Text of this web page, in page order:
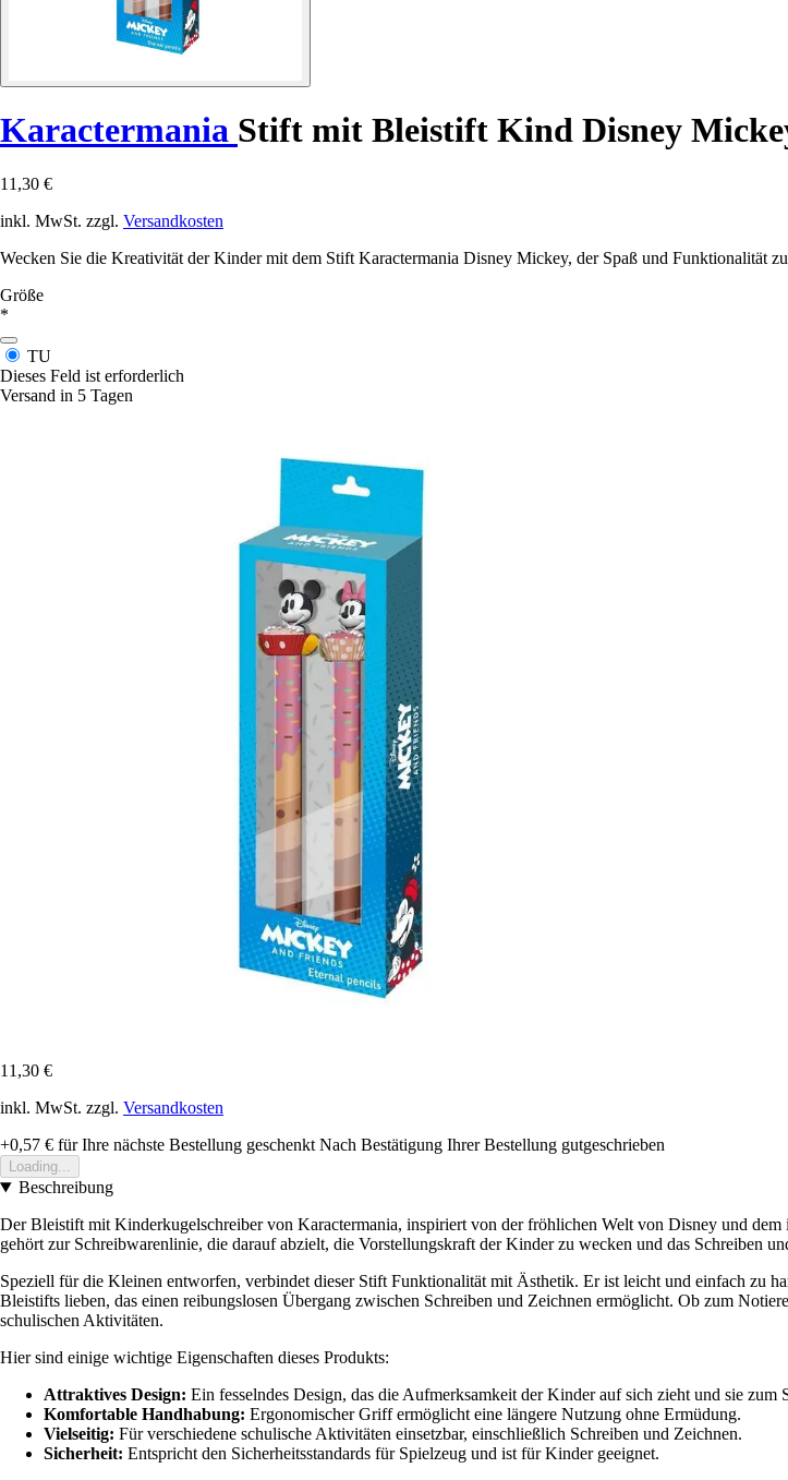
Karactermania Stift mit Bleistift Kind Disney
11,30 €
inkl. MwSt. zzgl. Versandkosten
Wecken Sie die Kreativität der Kinder mit dem Stift Karactermania Disney Mickey, der Spaß und Funktionalität
Größe
*
TU
Dieses Feld ist erforderlich
Versand in 5 Tagen
11,30 €
inkl. MwSt. zzgl. Versandkosten
+0,57 € für Ihre nächste Bestellung geschenkt Nach Bestätigung Ihrer Bestellung gutgeschrieben
Loading...
Beschreibung
Der Bleistift mit Kinderkugelschreiber von Karactermania, inspiriert von der fröhlichen Welt von Disney und
gehört zur Schreibwarenlinie, die darauf abzielt, die Vorstellungskraft der Kinder zu wecken und das Schreiben
Speziell für die Kleinen entworfen, verbindet dieser Stift Funktionalität mit Ästhetik. Er ist leicht und einfach zu
Bleistifts lieben, das einen reibungslosen Übergang zwischen Schreiben und Zeichnen ermöglicht. Ob zum
schulischen Aktivitäten.
Hier sind einige wichtige Eigenschaften dieses Produkts:
Attraktives Design: Ein fesselndes Design, das die Aufmerksamkeit der Kinder auf sich zieht und sie zum
Komfortable Handhabung: Ergonomischer Griff ermöglicht eine längere Nutzung ohne Ermüdung.
Vielseitig: Für verschiedene schulische Aktivitäten einsetzbar, einschließlich Schreiben und Zeichnen.
Sicherheit: Entspricht den Sicherheitsstandards für Spielzeug und ist für Kinder geeignet.